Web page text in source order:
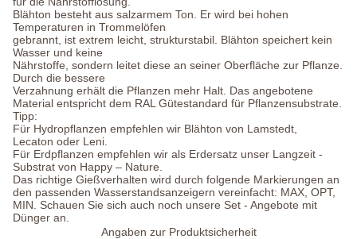
Blähton besteht aus salzarmem Ton. Er wird bei hohen
Temperaturen in Trommelöfen
gebrannt, ist extrem leicht, strukturstabil. Blähton speichert kein
Wasser und keine
Nährstoffe, sondern leitet diese an seiner Oberfläche zur Pflanze.
Durch die bessere
Verzahnung erhält die Pflanzen mehr Halt. Das angebotene
Material entspricht dem RAL Gütestandard für Pflanzensubstrate.
Tipp:
Für Hydropflanzen empfehlen wir Blähton von Lamstedt,
Lecaton oder Leni.
Für Erdpflanzen empfehlen wir als Erdersatz unser Langzeit -
Substrat von Happy – Nature.
Das richtige Gießverhalten wird durch folgende Markierungen an
den passenden Wasserstandsanzeigern vereinfacht: MAX, OPT,
MIN. Schauen Sie sich auch noch unsere Set - Angebote mit
Dünger an.
Angaben zur Produktsicherheit